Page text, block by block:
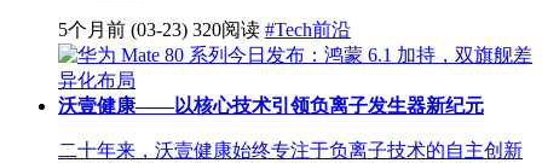
5个月前 (03-23) 320阅读 #Tech前沿
沃壹健康——以核心技术引领负离子发生器新纪元
二十年来，沃壹健康始终专注于负离子技术的自主创新